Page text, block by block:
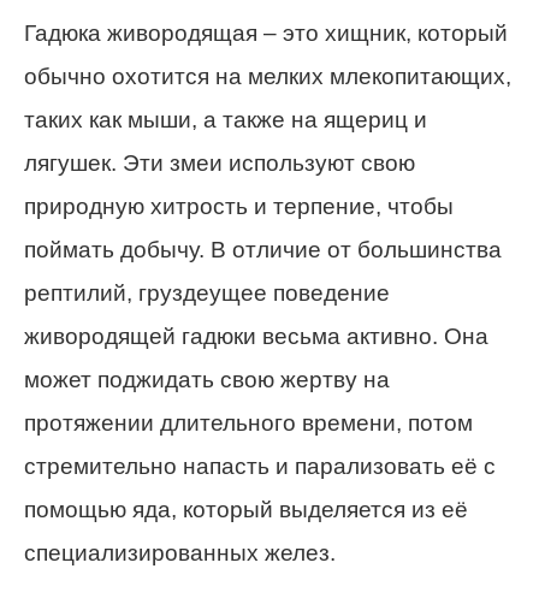
Гадюка живородящая – это хищник, который
обычно охотится на мелких млекопитающих,
таких как мыши, а также на ящериц и
лягушек. Эти змеи используют свою
природную хитрость и терпение, чтобы
поймать добычу. В отличие от большинства
рептилий, груздеущее поведение
живородящей гадюки весьма активно. Она
может поджидать свою жертву на
протяжении длительного времени, потом
стремительно напасть и парализовать её с
помощью яда, который выделяется из её
специализированных желез.